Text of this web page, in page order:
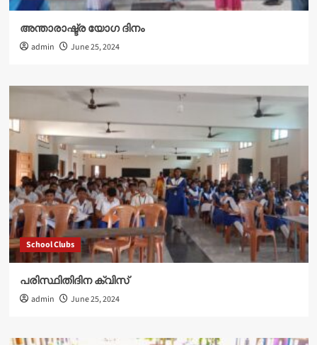
അന്താരാഷ്ട്ര യോഗ ദിനം
admin June 25, 2024
School Clubs
പരിസ്ഥിതിദിന ക്വിസ്
admin June 25, 2024